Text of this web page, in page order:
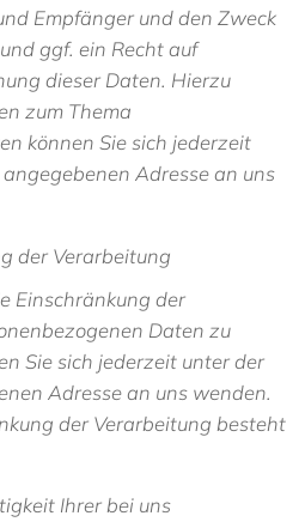
Empfänger und den Zweck
ggf. ein Recht auf
dieser Daten. Hierzu
zum Thema
können Sie sich jederzeit
Adresse an uns
der Verarbeitung
Einschränkung der
Daten zu
Sie sich jederzeit unter der
Adresse an uns wenden.
der Verarbeitung besteht
Ihrer bei uns